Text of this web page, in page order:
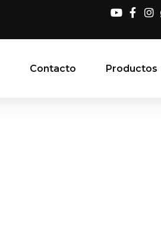
Contacto Productos